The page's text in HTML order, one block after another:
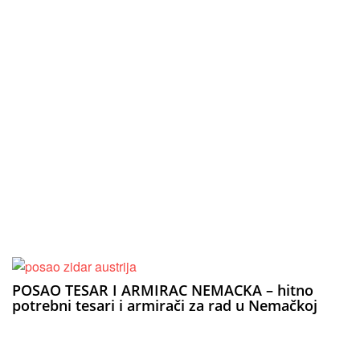
POSAO TESAR I ARMIRAC NEMACKA – hitno
potrebni tesari i armirači za rad u Nemačkoj